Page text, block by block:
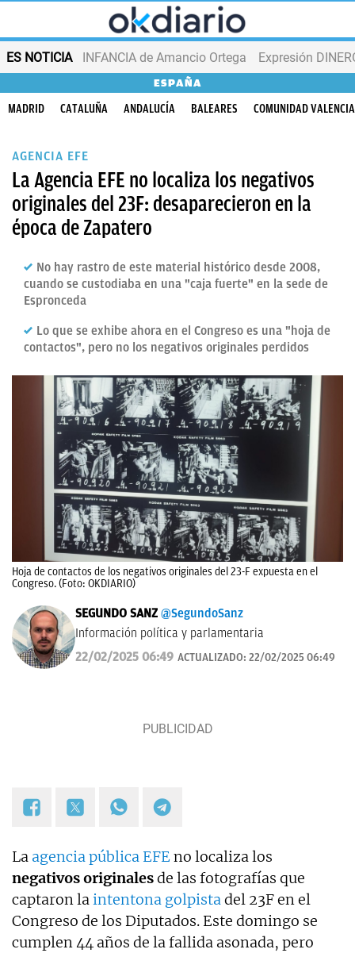
ES NOTICIA INFANCIA de Amancio Ortega Expresión
ESPAÑA
MADRID CATALUÑA ANDALUCÍA BALEARES COMUNIDAD
AGENCIA EFE
La Agencia EFE no localiza los negativos
originales del 23F: desaparecieron en la
época de Zapatero
No hay rastro de este material histórico desde 2008,
cuando se custodiaba en una "caja fuerte" en la sede de
Espronceda
Lo que se exhibe ahora en el Congreso es una "hoja de
contactos", pero no los negativos originales perdidos
Hoja de contactos de los negativos originales del 23-F expuesta en el
Congreso. (Foto: OKDIARIO)
SEGUNDO SANZ @SegundoSanz
Información política y parlamentaria
22/02/2025 06:49 ACTUALIZADO: 22/02/2025 06:49
La agencia pública EFEno localiza los
negativos originalesde las fotografías que
captaron laintentona golpistadel 23F en el
Congreso de los Diputados. Este domingo se
cumplen 44 años de la fallida asonada, pero